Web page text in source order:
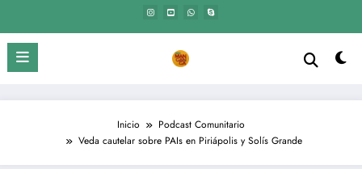
contenido
Inicio
Podcast Comunitario
Veda cautelar sobre PAIs en Piriápolis y Solís Grande